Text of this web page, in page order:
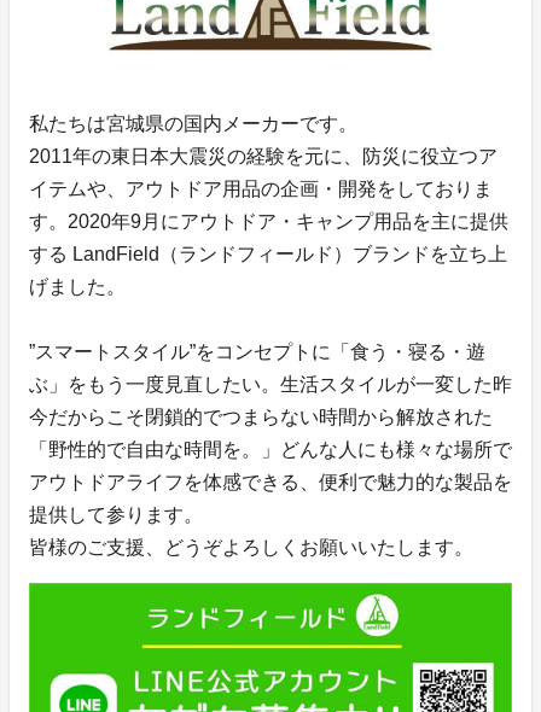
私たちは宮城県の国内メーカーです。
2011年の東日本大震災の経験を元に、防災に役立つア
イテムや、アウトドア用品の企画・開発をしておりま
す。2020年9月にアウトドア・キャンプ用品を主に提供
する LandField（ランドフィールド）ブランドを立ち上
げました。
”スマートスタイル”をコンセプトに「食う・寝る・遊
ぶ」をもう一度見直したい。生活スタイルが一変した昨
今だからこそ閉鎖的でつまらない時間から解放された
「野性的で自由な時間を。」どんな人にも様々な場所で
アウトドアライフを体感できる、便利で魅力的な製品を
提供して参ります。
皆様のご支援、どうぞよろしくお願いいたします。